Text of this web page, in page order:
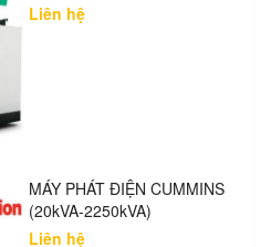
Liên hệ
MÁY PHÁT ĐIỆN CUMMINS
(20kVA-2250kVA)
Liên hệ